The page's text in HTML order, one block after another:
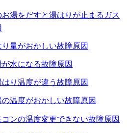
湯をだすと湯はりが止まるガス
量がおかしい故障原因
水になる故障原因
り温度が違う故障原因
温度がおかしい故障原因
ンの温度変更できない故障原因